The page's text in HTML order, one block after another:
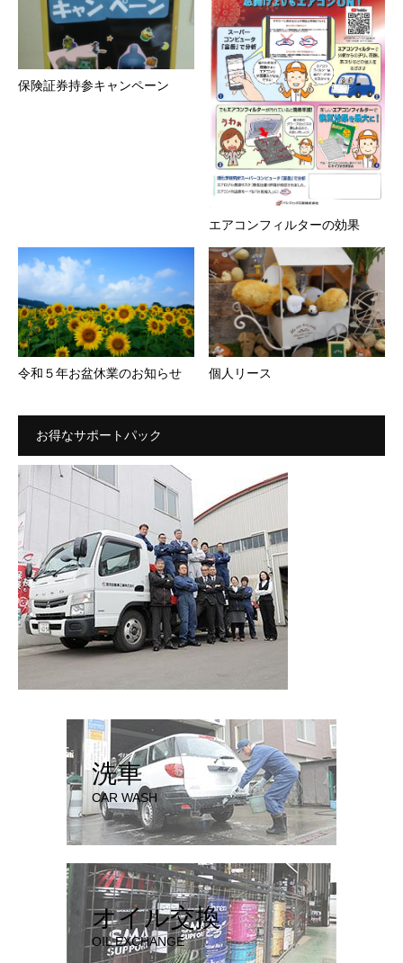
保険証券持参キャンペーン
エアコンフィルターの効果
令和５年お盆休業のお知らせ 個人リース
お得なサポートパック
洗車
CAR WASH
オイル交換
OIL EXCHANGE